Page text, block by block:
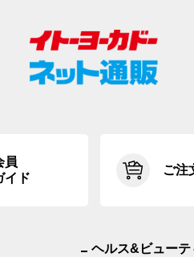
員
イド
ご注
ヘルス&ビューテ